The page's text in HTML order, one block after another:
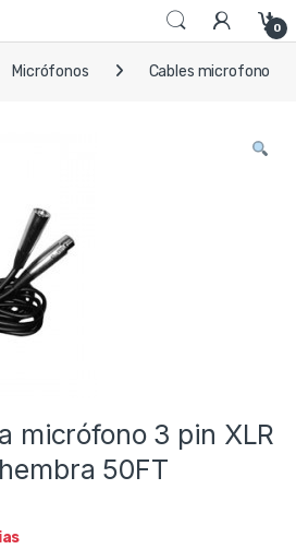
0
Micrófonos Cables microfono
micrófono 3 pin XLR
50FT